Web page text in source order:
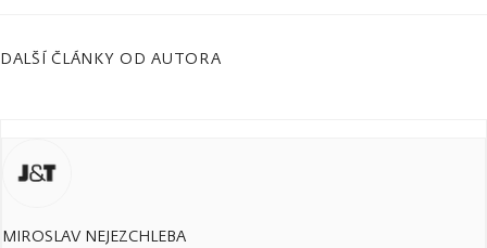
DALŠÍ ČLÁNKY OD AUTORA
MIROSLAV NEJEZCHLEBA